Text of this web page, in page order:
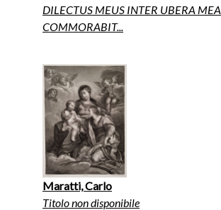
DILECTUS MEUS INTER UBERA MEA
COMMORABIT...
Maratti, Carlo
Titolo non disponibile